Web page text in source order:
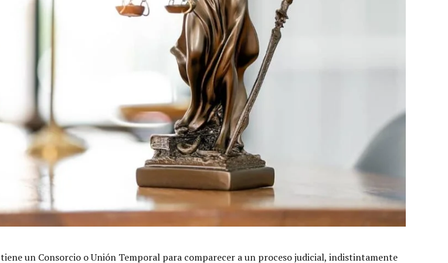
un Consorcio o Unión Temporal para comparecer a un proceso judicial, indistintamente